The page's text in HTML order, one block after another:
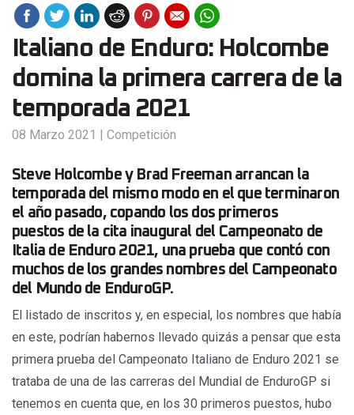
Italiano de Enduro: Holcombe
domina la primera carrera de la
temporada 2021
08 Marzo 2021 | Competición
Steve Holcombe y Brad Freeman arrancan la
temporada del mismo modo en el que terminaron
el año pasado, copando los dos primeros
puestos de la cita inaugural del Campeonato de
Italia de Enduro 2021, una prueba que contó con
muchos de los grandes nombres del Campeonato
del Mundo de EnduroGP.
El listado de inscritos y, en especial, los nombres que había
en este, podrían habernos llevado quizás a pensar que esta
primera prueba del Campeonato Italiano de Enduro 2021 se
trataba de una de las carreras del Mundial de EnduroGP si
tenemos en cuenta que, en los 30 primeros puestos, hubo